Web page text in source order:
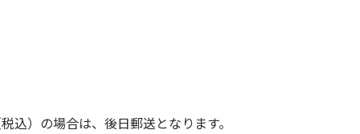
）の場合は、後日郵送となります。